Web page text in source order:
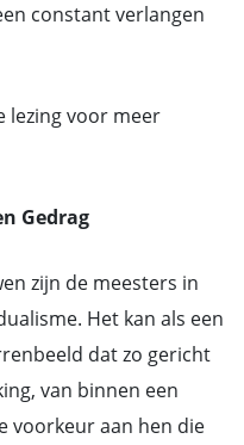
constant verlangen
lezing voor meer
Gedrag
zijn de meesters in
Het kan als een
dat zo gericht
van binnen een
voorkeur aan hen die